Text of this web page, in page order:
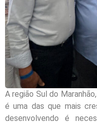
A região Sul do
é uma das que mais
desenvolvendo é